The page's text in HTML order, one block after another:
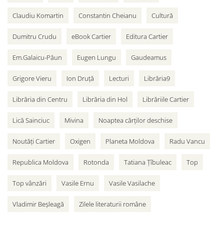
Claudiu Komartin Constantin Cheianu Cultură
Dumitru Crudu eBook Cartier Editura Cartier
Em.Galaicu-Păun Eugen Lungu Gaudeamus
Grigore Vieru Ion Druță Lecturi Librăria9
Librăria din Centru Librăria din Hol Librăriile Cartier
Lică Sainciuc Mivina Noaptea cărților deschise
Noutăți Cartier Oxigen Planeta Moldova Radu Vancu
Republica Moldova Rotonda Tatiana Țîbuleac Top
Top vânzări Vasile Ernu Vasile Vasilache
Vladimir Beșleagă Zilele literaturii române